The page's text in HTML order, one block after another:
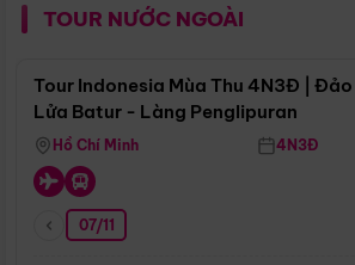
TOUR NƯỚC NGOÀI
Tour Indonesia Mùa Thu 4N3Đ |
Lửa Batur - Làng Penglipuran
Hồ Chí Minh 4N3Đ
07/11